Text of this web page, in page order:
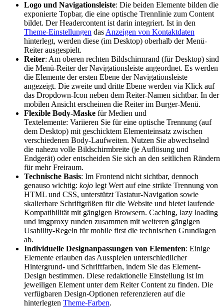
Logo und Navigationsleiste: Die beiden Elemente bilden die
exponierte Topbar, die eine optische Trennlinie zum Content
bildet. Der Headercontent ist darin integriert. Ist in den
Theme-Einstellungen das Anzeigen von Kontaktdaten
hinterlegt, werden diese (im Desktop) oberhalb der Menü-
Reiter ausgespielt.
Reiter: Am oberen rechten Bildschirmrand (für Desktop) sind
die Menü-Reiter der Navigationsleiste angeordnet. Es werden
die Elemente der ersten Ebene der Navigationsleiste
angezeigt. Die zweite und dritte Ebene werden via Klick auf
das Dropdown-Icon neben dem Reiter-Namen sichtbar. In der
mobilen Ansicht erscheinen die Reiter im Burger-Menü.
Flexible Body-Maske für Medien und
Textelemente: Variieren Sie für eine optische Trennung (auf
dem Desktop) mit geschicktem Elementeinsatz zwischen
verschiedenen Body-Laufweiten. Nutzen Sie abwechselnd
die nahezu volle Bildschirmbreite (je Auflösung und
Endgerät) oder entscheiden Sie sich an den seitlichen Rändern
für mehr Freiraum.
Technische Basis: Im Frontend nicht sichtbar, dennoch
genauso wichtig: kojo legt Wert auf eine strikte Trennung von
HTML und CSS, unterstützt Tastatur-Navigation sowie
skalierbare Schriftgrößen für die Website und bietet laufende
Kompatibilität mit gängigen Browsern. Caching, lazy loading
und imgproxy runden zusammen mit weiteren gängigen
Usability-Regeln für mobile first die technischen Grundlagen
ab.
Individuelle Designanpassungen von Elementen: Einige
Elemente erlauben das Ausspielen unterschiedlicher
Hintergrund- und Schriftfarben, indem Sie das Element-
Design bestimmen. Diese redaktionelle Einstellung ist im
jeweiligen Element unter dem Reiter Content zu finden. Die
verfügbaren Design-Optionen referenzieren auf die
hinterlegten Theme-Farben.